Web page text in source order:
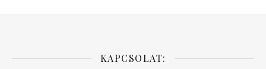
KAPCSOLAT: